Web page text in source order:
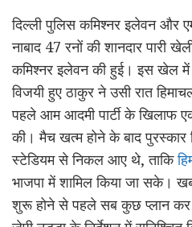
दिल्ली पुलिस कमिश्नर इलेवन और
नाबाद 47 रनों की शानदार पारी
कमिश्नर इलेवन की हुई। इस खेल में
विजयी हुए ठाकुर ने उसी रात
पहले आम आदमी पार्टी के खिलाफ
की। मैच खत्म होने के बाद पुरस्कार
स्टेडियम से निकल आए थे, ताकि
भाजपा में शामिल किया जा सके।
शुरू होने से पहले सब कुछ प्लान कर